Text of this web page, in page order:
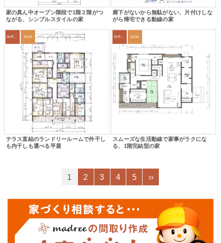
家の真ん中オープン階段で1階２階がつ
ながる、シンプルスタイルの家
廊下がないから無駄がない、片付けしな
がら帰宅できる動線の家
3LDK
テラス直結のランドリールームで外干し
も内干しも選べる平屋
36坪～39坪 3LDK
スムーズな生活動線で家事がラクにな
る、1階完結型の家
1 2 3 4 5 ››